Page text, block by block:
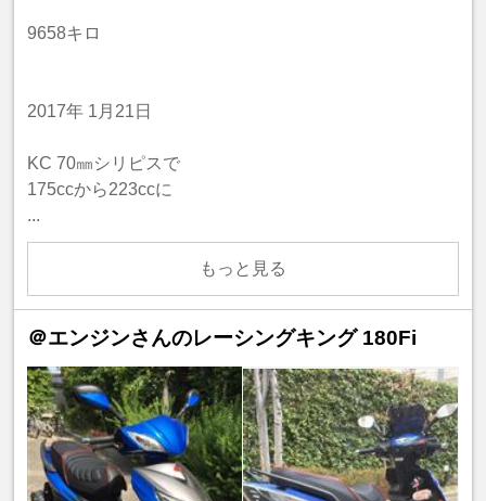
9658キロ
2017年 1月21日
KC 70㎜シリピスで
175ccから223ccに
...
もっと見る
＠エンジンさんのレーシングキング 180Fi